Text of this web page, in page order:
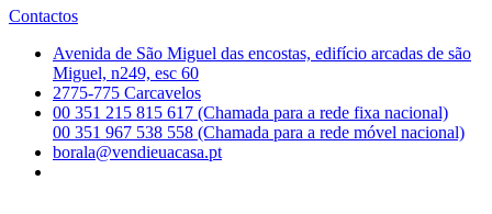
Contactos
Avenida de São Miguel das encostas, edifício arcadas de são
Miguel, n249, esc 60
2775-775 Carcavelos
00 351 215 815 617 (Chamada para a rede fixa nacional)
00 351 967 538 558 (Chamada para a rede móvel nacional)
borala@vendieuacasa.pt